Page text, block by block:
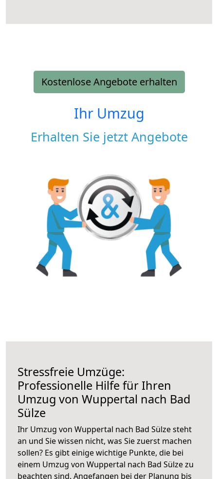
Kostenlose Angebote erhalten
Ihr Umzug
Erhalten Sie jetzt Angebote
Stressfreie Umzüge:
Professionelle Hilfe für Ihren
Umzug von Wuppertal nach Bad
Sülze
Ihr Umzug von Wuppertal nach Bad Sülze steht
an und Sie wissen nicht, was Sie zuerst machen
sollen? Es gibt einige wichtige Punkte, die bei
einem Umzug von Wuppertal nach Bad Sülze zu
beachten sind. Angefangen bei der Planung bis